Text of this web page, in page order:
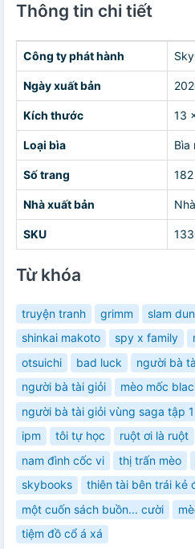
Thông tin chi tiết
Công ty phát hành
Ngày xuất bản
Kích thước 13
Loại bìa Bìa
Số trang 182
Nhà xuất bản
SKU
Từ khóa
truyện tranh grimm slam
shinkai makoto
spy x family
otsuichi
bad luck
người bà
người bà tài giỏi
mèo mốc
người bà tài giỏi vùng saga tập 1
ipm
tôi tự học ruột ơi là ruột
nam đình cốc vi
thị trấn mèo
skybooks
thiên tài bên trái kẻ
một cuốn sách buồn... cười
tiệm đồ cổ á xá